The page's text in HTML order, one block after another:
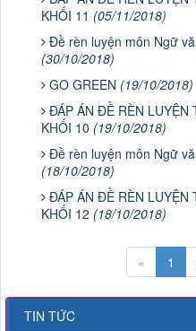
KHỐI 11 (05/11/2018)
Đề rèn luyện môn Ngữ
(30/10/2018)
GO GREEN (19/10/2018)
ĐÁP ÁN ĐỀ RÈN LUYỆN
KHỐI 10 (19/10/2018)
Đề rèn luyện môn Ngữ
(18/10/2018)
ĐÁP ÁN ĐỀ RÈN LUYỆN
KHỐI 12 (18/10/2018)
« 1
TIN TỨC